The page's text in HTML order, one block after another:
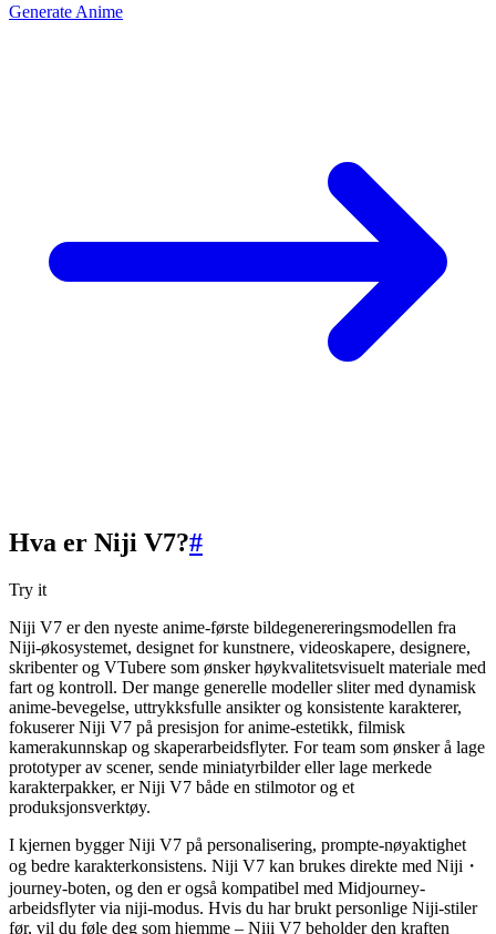
Generate Anime
Hva er Niji V7?#
Try it
Niji V7 er den nyeste anime-første bildegenereringsmodellen fra
Niji-økosystemet, designet for kunstnere, videoskapere, designere,
skribenter og VTubere som ønsker høykvalitetsvisuelt materiale med
fart og kontroll. Der mange generelle modeller sliter med dynamisk
anime-bevegelse, uttrykksfulle ansikter og konsistente karakterer,
fokuserer Niji V7 på presisjon for anime-estetikk, filmisk
kamerakunnskap og skaperarbeidsflyter. For team som ønsker å lage
prototyper av scener, sende miniatyrbilder eller lage merkede
karakterpakker, er Niji V7 både en stilmotor og et
produksjonsverktøy.
I kjernen bygger Niji V7 på personalisering, prompte-nøyaktighet
og bedre karakterkonsistens. Niji V7 kan brukes direkte med Niji・
journey-boten, og den er også kompatibel med Midjourney-
arbeidsflyter via niji-modus. Hvis du har brukt personlige Niji-stiler
før, vil du føle deg som hjemme – Niji V7 beholder den kraften